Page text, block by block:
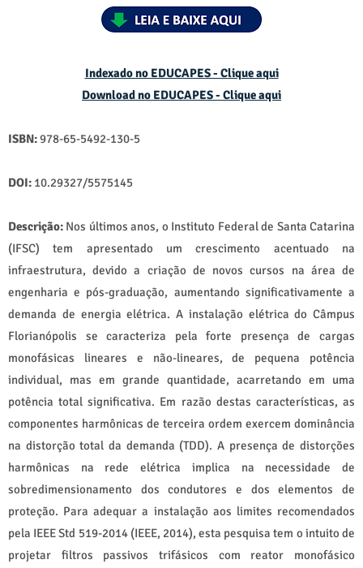
Indexado no EDUCAPES - Clique aqui
Download no EDUCAPES - Clique aqui
ISBN:978-65-5492-130-5
DOI: 10.29327/5575145
Descrição: Nos últimos anos, o Instituto Federal de Santa Catarina
(IFSC) tem apresentado um crescimento acentuado na
infraestrutura, devido a criação de novos cursos na área de
engenharia e pós-graduação, aumentando significativamente a
demanda de energia elétrica. A instalação elétrica do Câmpus
Florianópolis se caracteriza pela forte presença de cargas
monofásicas lineares e não-lineares, de pequena potência
individual, mas em grande quantidade, acarretando em uma
potência total significativa. Em razão destas características, as
componentes harmônicas de terceira ordem exercem dominância
na distorção total da demanda (TDD). A presença de distorções
harmônicas na rede elétrica implica na necessidade de
sobredimensionamento dos condutores e dos elementos de
proteção. Para adequar a instalação aos limites recomendados
pela IEEE Std 519-2014 (IEEE, 2014), esta pesquisa tem o intuito de
projetar filtros passivos trifásicos com reator monofásico